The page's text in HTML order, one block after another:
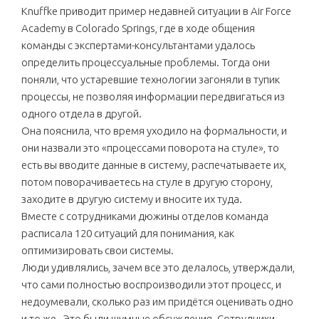
Knuffke приводит пример недавней ситуации в Air Force
Academy в Colorado Springs, где в ходе общения
команды с экспертами-консультантами удалось
определить процессуальные проблемы. Тогда они
поняли, что устаревшие технологии загоняли в тупик
процессы, не позволяя информации передвигаться из
одного отдела в другой.
Она пояснила, что время уходило на формальности, и
они назвали это «процессами поворота на стуле», то
есть вы вводите данные в систему, распечатываете их,
потом поворачиваетесь на стуле в другую сторону,
заходите в другую систему и вносите их туда.
Вместе с сотрудниками дюжины отделов команда
расписала 120 ситуаций для понимания, как
оптимизировать свои системы.
Люди удивлялись, зачем все это делалось, утверждали,
что сами полностью воспроизводили этот процесс, и
недоумевали, сколько раз им придётся оценивать одно